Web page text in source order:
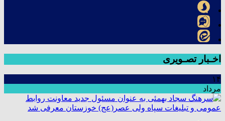
اخـبار تصـویری
۱۴
مرداد